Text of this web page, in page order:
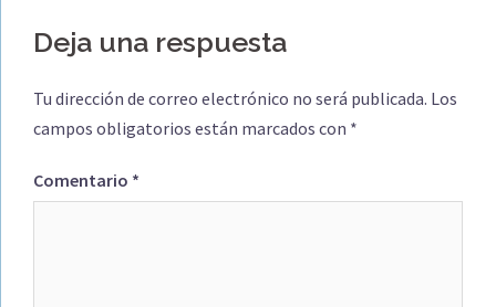
Deja una respuesta
Tu dirección de correo electrónico no será publicada. Los
campos obligatorios están marcados con *
Comentario *